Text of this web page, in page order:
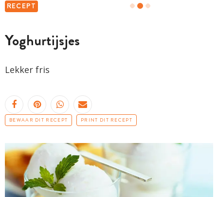
RECEPT
Yoghurtijsjes
Lekker fris
BEWAAR DIT RECEPT PRINT DIT RECEPT